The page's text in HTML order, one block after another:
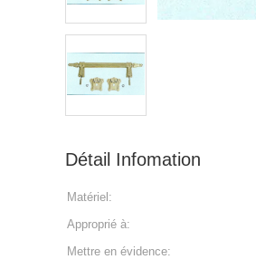
Détail Infomation
Matériel:
Approprié à:
Mettre en évidence: